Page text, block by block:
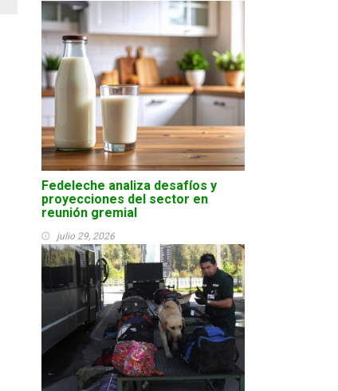
Fedeleche analiza desafíos y
proyecciones del sector en
reunión gremial
julio 29, 2026